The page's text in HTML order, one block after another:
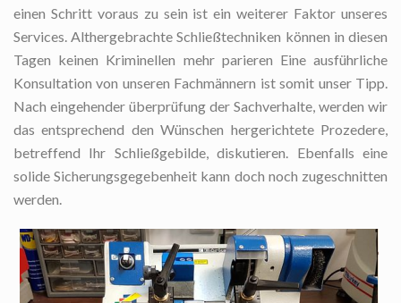
einen Schritt voraus zu sein ist ein weiterer Faktor unseres
Services. Althergebrachte Schließtechniken können in diesen
Tagen keinen Kriminellen mehr parieren Eine ausführliche
Konsultation von unseren Fachmännern ist somit unser Tipp.
Nach eingehender überprüfung der Sachverhalte, werden wir
das entsprechend den Wünschen hergerichtete Prozedere,
betreffend Ihr Schließgebilde, diskutieren. Ebenfalls eine
solide Sicherungsgegebenheit kann doch noch zugeschnitten
werden.